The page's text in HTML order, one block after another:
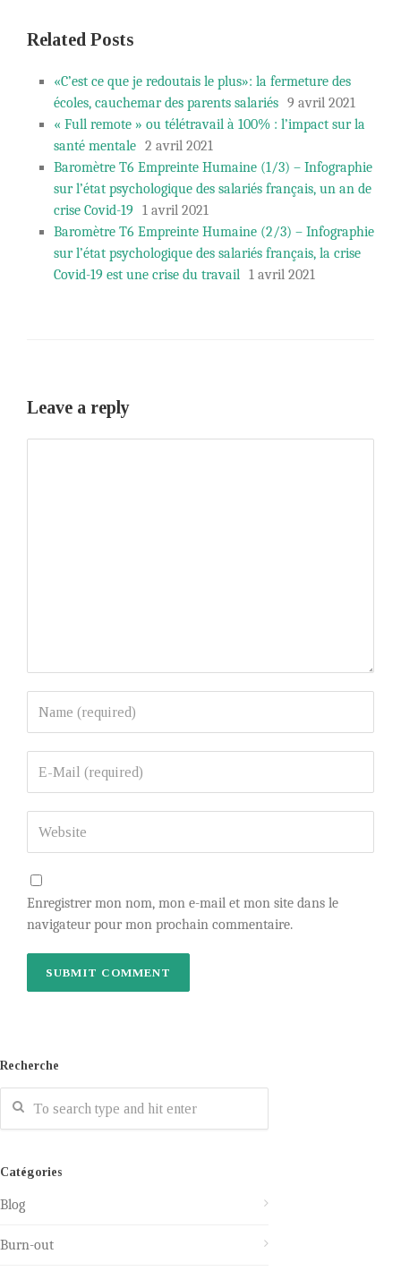
Related Posts
«C’est ce que je redoutais le plus»: la fermeture des
écoles, cauchemar des parents salariés 9 avril 2021
« Full remote » ou télétravail à 100% : l’impact sur la
santé mentale 2 avril 2021
Baromètre T6 Empreinte Humaine (1/3) – Infographie
sur l’état psychologique des salariés français, un an de
crise Covid-19
1 avril 2021
Baromètre T6 Empreinte Humaine (2/3) – Infographie
sur l’état psychologique des salariés français, la crise
Covid-19 est une crise du travail 1 avril 2021
Leave a reply
Enregistrer mon nom, mon e-mail et mon site dans le
navigateur pour mon prochain commentaire.
Recherche
Catégories
Blog
Burn-out